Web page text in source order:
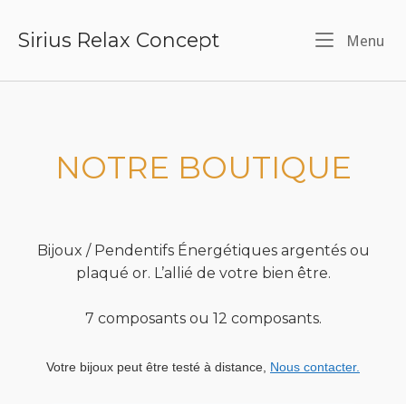
to
Sirius Relax Concept Menu
NOTRE BOUTIQUE
Bijoux / Pendentifs Énergétiques argentés ou
plaqué or. L’allié de votre bien être.
7 composants ou 12 composants.
Votre bijoux peut être testé à distance, Nous contacter.